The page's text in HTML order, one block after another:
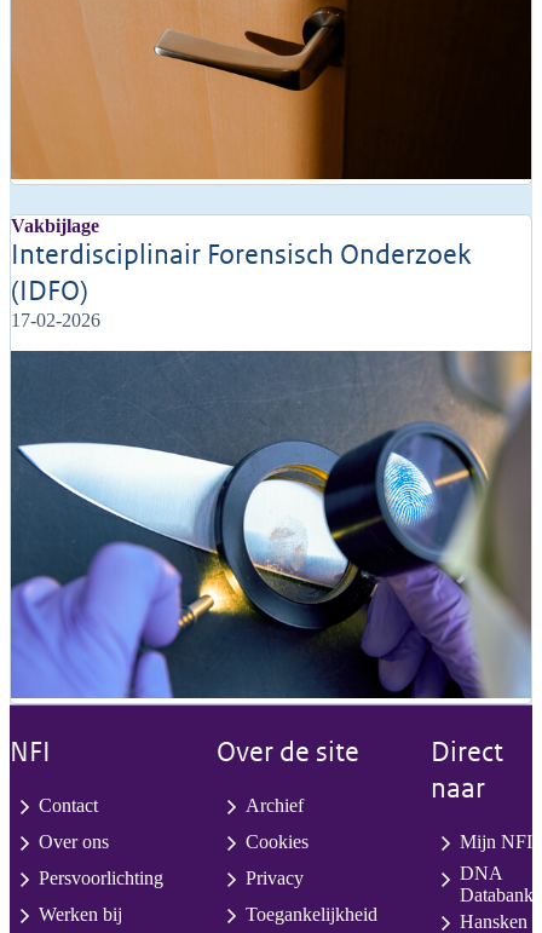
Vakbijlage
Interdisciplinair Forensisch Onderzoek
(IDFO)
17-02-2026
NFI
Contact
Over ons
Persvoorlichting
Werken bij
Over de site
Archief
Cookies
Privacy
Toegankelijkheid
Direct
naar
Mijn NFI
DNA
Databank
Hansken